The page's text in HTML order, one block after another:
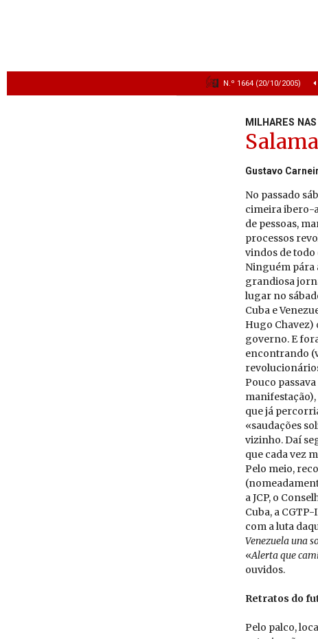
N.º 1664 (20/10/2005)
MILHARES
Gustavo
No passado
cimeira ibero-
de pessoas,
processos
vindos de todo
Ninguém pára
grandiosa
lugar no
Cuba e
Hugo Chavez)
governo. E
encontrando
Pouco
que já
«saudações
vizinho. Daí
que cada vez
Pelo meio,
a JCP, o
Cuba, a
com a luta
Ve­ne­zuela una
«Alerta que
ouvidos.
Re­tratos do
Pelo palco,